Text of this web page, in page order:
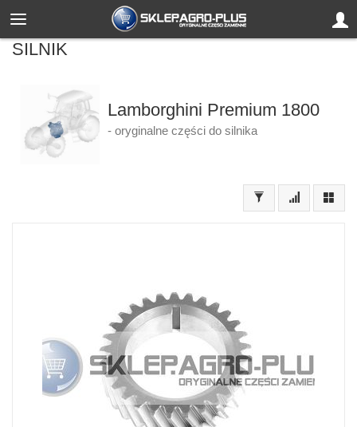
SILNIK
Lamborghini Premium 1800
- oryginalne części do silnika